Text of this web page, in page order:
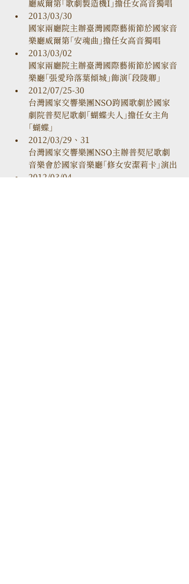
廳威爾第「歌劇製造機I」擔任女高音獨唱
2013/03/30
國家兩廳院主辦臺灣國際藝術節於國家音
樂廳威爾第「安魂曲」擔任女高音獨唱
2013/03/02
國家兩廳院主辦臺灣國際藝術節於國家音
樂廳「張愛玲落葉傾城」飾演「段陵卿」
2012/07/25-30
台灣國家交響樂團NSO跨國歌劇於國家
劇院普契尼歌劇「蝴蝶夫人」擔任女主角
「蝴蝶」
2012/03/29、31
台灣國家交響樂團NSO主辦普契尼歌劇
音樂會於國家音樂廳「修女安潔莉卡」演出
2012/03/04